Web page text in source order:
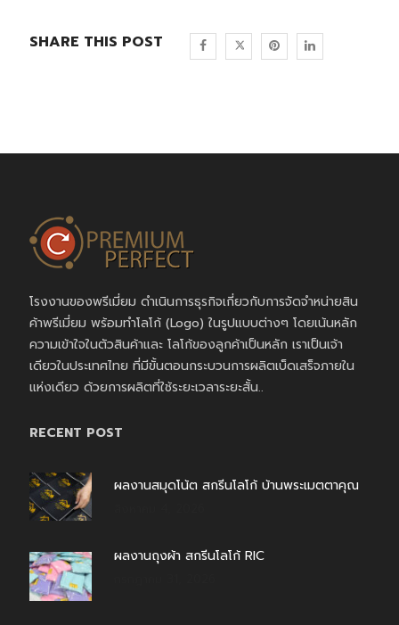
SHARE THIS POST
โรงงานของพรีเมี่ยม ดำเนินการธุรกิจเกี่ยวกับการจัดจำหน่ายสิน
ค้าพรีเมี่ยม พร้อมทำโลโก้ (Logo) ในรูปแบบต่างๆ โดยเน้นหลัก
ความเข้าใจในตัวสินค้าและ โลโก้ของลูกค้าเป็นหลัก เราเป็นเจ้า
เดียวในประเทศไทย ที่มีขั้นตอนกระบวนการผลิตเบ็ดเสร็จภายใน
แห่งเดียว ด้วยการผลิตที่ใช้ระยะเวลาระยะสั้น..
RECENT POST
ผลงานสมุดโน้ต สกรีนโลโก้ บ้านพระเมตตาคุณ
ผลงานถุงผ้า สกรีนโลโก้ RIC